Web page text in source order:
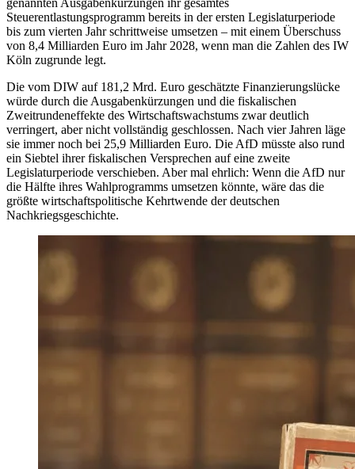
Steuerentlastungsprogramm bereits in der ersten Legislaturperiode
bis zum vierten Jahr schrittweise umsetzen – mit einem Überschuss
von 8,4 Milliarden Euro im Jahr 2028, wenn man die Zahlen des IW
Köln zugrunde legt.
Die vom DIW auf 181,2 Mrd. Euro geschätzte Finanzierungslücke
würde durch die Ausgabenkürzungen und die fiskalischen
Zweitrundeneffekte des Wirtschaftswachstums zwar deutlich
verringert, aber nicht vollständig geschlossen. Nach vier Jahren läge
sie immer noch bei 25,9 Milliarden Euro. Die AfD müsste also rund
ein Siebtel ihrer fiskalischen Versprechen auf eine zweite
Legislaturperiode verschieben. Aber mal ehrlich: Wenn die AfD nur
die Hälfte ihres Wahlprogramms umsetzen könnte, wäre das die
größte wirtschaftspolitische Kehrtwende der deutschen
Nachkriegsgeschichte.